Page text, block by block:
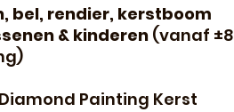
bel, rendier, kerstboom
& kinderen (vanaf ±8
Painting Kerst